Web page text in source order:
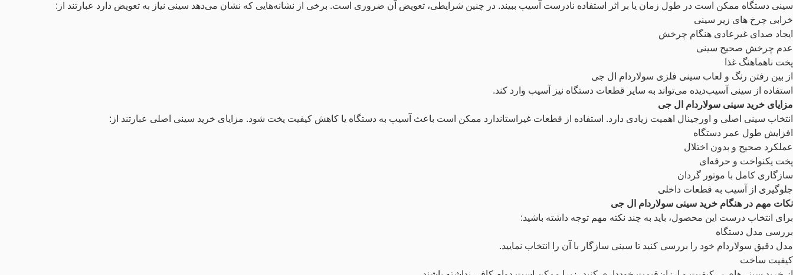
سینی دستگاه ممکن است در طول زمان یا بر اثر استفاده نادرست آسیب ببیند. در چنین شرایطی، تعویض آن ضروری است. برخی از نشانه‌هایی که نشان می‌دهد سینی نیاز به تعویض دارد عبارتند از:
خرابی چرخ های زیر سینی
ایجاد صدای غیرعادی هنگام چرخش
عدم چرخش صحیح سینی
پخت ناهماهنگ غذا
از بین رفتن رنگ و لعاب سینی فلزی سولاردام ال جی
استفاده از سینی آسیب‌دیده می‌تواند به سایر قطعات دستگاه نیز آسیب وارد کند.
مزایای خرید سینی سولاردام ال جی
انتخاب سینی اصلی و اورجینال اهمیت زیادی دارد. استفاده از قطعات غیراستاندارد ممکن است باعث آسیب به دستگاه یا کاهش کیفیت پخت شود. مزایای خرید سینی اصلی عبارتند از:
افزایش طول عمر دستگاه
عملکرد صحیح و بدون اختلال
پخت یکنواخت و حرفه‌ای
سازگاری کامل با موتور گردان
جلوگیری از آسیب به قطعات داخلی
نکات مهم در هنگام خرید سینی سولاردام ال جی
برای انتخاب درست این محصول، باید به چند نکته مهم توجه داشته باشید:
بررسی مدل دستگاه
مدل دقیق سولاردام خود را بررسی کنید تا سینی سازگار با آن را انتخاب نمایید.
کیفیت ساخت